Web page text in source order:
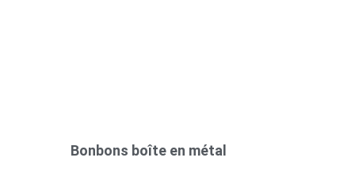
Bonbons boîte en métal